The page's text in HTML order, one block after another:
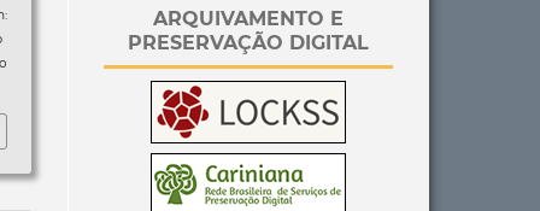
ARQUIVAMENTO E
PRESERVAÇÃO DIGITAL